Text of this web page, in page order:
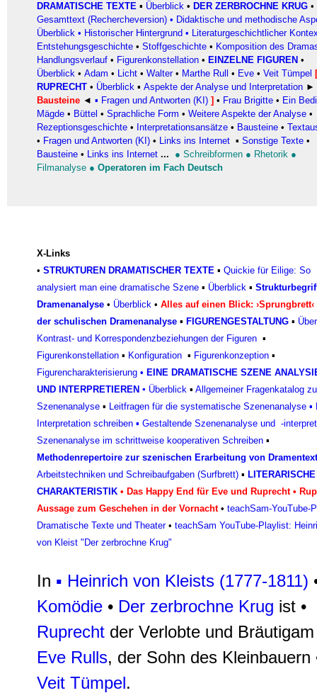
DRAMATISCHE TEXTE ▪ Überblick • DER ZERBROCHNE KRUG •
Gesamttext (Rechercheversion) • Didaktische und methodische
Überblick • Historischer Hintergrund • Literaturgeschichtlicher
Entstehungsgeschichte • Stoffgeschichte • Komposition des
Handlungsverlauf • Figurenkonstellation • EINZELNE FIGUREN •
Überblick • Adam • Licht • Walter• Marthe Rull • Eve • Veit Tümpel [
RUPRECHT • Überblick ▪ Aspekte der Analyse und Interpretation ►
Bausteine ◄ ▪ Fragen und Antworten (KI) ] • Frau Brigitte • Ein
Mägde • Büttel • Sprachliche Form • Weitere Aspekte der Analyse •
Rezeptionsgeschichte • Interpretationsansätze • Bausteine •
• Fragen und Antworten (KI) • Links ins Internet ▪ Sonstige Texte •
Bausteine • Links ins Internet ... ● Schreibformen ● Rhetorik ●
Filmanalyse ● Operatoren im Fach Deutsch
X-Links
• STRUKTUREN DRAMATISCHER TEXTE ▪ Quickie für Eilige: So
analysiert man eine dramatische Szene ▪ Überblick ▪
Dramenanalyse • Überblick • Alles auf einen Blick: ›Sprungbrett‹
der schulischen Dramenanalyse ▪ FIGURENGESTALTUNG ▪
Kontrast- und Korrespondenzbeziehungen der Figuren ▪
Figurenkonstellation ▪ Konfiguration ▪ Figurenkonzeption ▪
Figurencharakterisierung • EINE DRAMATISCHE SZENE
UND INTERPRETIEREN ▪ Überblick ▪ Allgemeiner Fragenkatalog
Szenenanalyse ▪ Leitfragen für die systematische Szenenanalyse ▪
Interpretation schreiben ▪ Gestaltende Szenenanalyse und -
Szenenanalyse im schrittweise kooperativen Schreiben ▪
Methodenrepertoire zur szenischen Erarbeitung von
Arbeitstechniken und Schreibaufgaben (Surfbrett) ▪ LITERARISCHE
CHARAKTERISTIK • Das Happy End für Eve und Ruprecht •
Aussage zum Geschehen in der Vornacht • teachSam-YouTube-
Dramatische Texte und Theater• teachSam YouTube-Playlist:
von Kleist "Der zerbrochne Krug"
In ▪ Heinrich von Kleists (1777-1811)
Komödie • Der zerbrochne Krug ist •
Ruprecht der Verlobte und Bräutigam
Eve Rulls, der Sohn des Kleinbauern
Veit Tümpel.